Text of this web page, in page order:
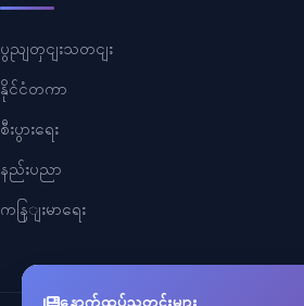
ပွညျတှငျးသတငျး
နိုင်ငံတကာ
စီးပွားရေး
နည်းပညာ
ကနြျးမာရေး